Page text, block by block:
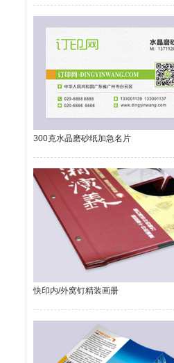
300克水晶磨砂纸加急名片
快印内/外窝钉精装画册